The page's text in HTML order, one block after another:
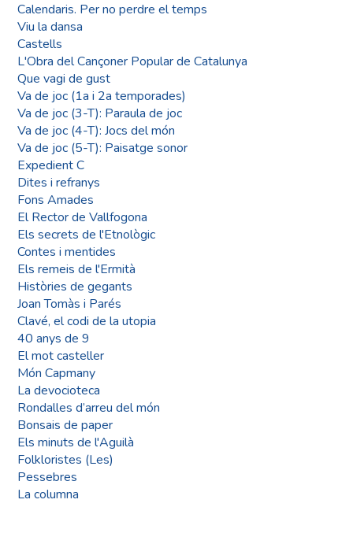
Calendaris. Per no perdre el temps
Viu la dansa
Castells
L'Obra del Cançoner Popular de Catalunya
Que vagi de gust
Va de joc (1a i 2a temporades)
Va de joc (3-T): Paraula de joc
Va de joc (4-T): Jocs del món
Va de joc (5-T): Paisatge sonor
Expedient C
Dites i refranys
Fons Amades
El Rector de Vallfogona
Els secrets de l'Etnològic
Contes i mentides
Els remeis de l'Ermità
Històries de gegants
Joan Tomàs i Parés
Clavé, el codi de la utopia
40 anys de 9
El mot casteller
Món Capmany
La devocioteca
Rondalles d’arreu del món
Bonsais de paper
Els minuts de l'Aguilà
Folkloristes (Les)
Pessebres
La columna